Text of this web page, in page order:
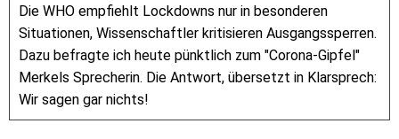
Die WHO empfiehlt Lockdowns nur in besonderen
Situationen, Wissenschaftler kritisieren Ausgangssperren.
Dazu befragte ich heute pünktlich zum "Corona-Gipfel"
Merkels Sprecherin. Die Antwort, übersetzt in Klarsprech:
Wir sagen gar nichts!